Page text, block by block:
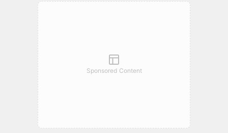
Sponsored Content